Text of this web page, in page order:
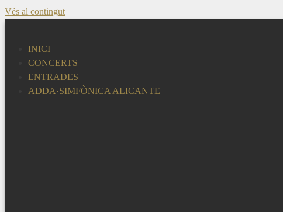
Vés al contingut
INICI
CONCERTS
ENTRADES
ADDA·SIMFÒNICA ALICANTE